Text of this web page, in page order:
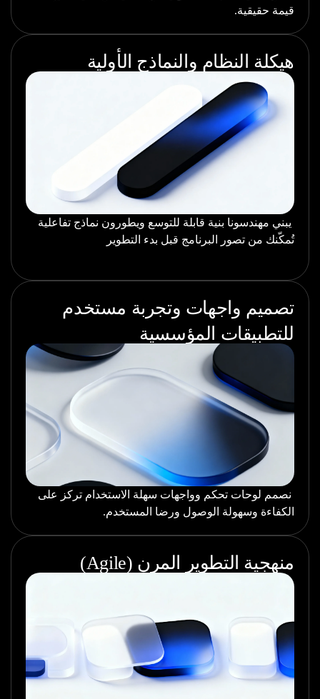
قيمة حقيقية.
هيكلة النظام والنماذج الأولية
يبني مهندسونا بنية قابلة للتوسع ويطورون نماذج تفاعلية
تُمكّنك من تصور البرنامج قبل بدء التطوير
تصميم واجهات وتجربة مستخدم
للتطبيقات المؤسسية
نصمم لوحات تحكم وواجهات سهلة الاستخدام تركز على
الكفاءة وسهولة الوصول ورضا المستخدم.
منهجية التطوير المرن (Agile)